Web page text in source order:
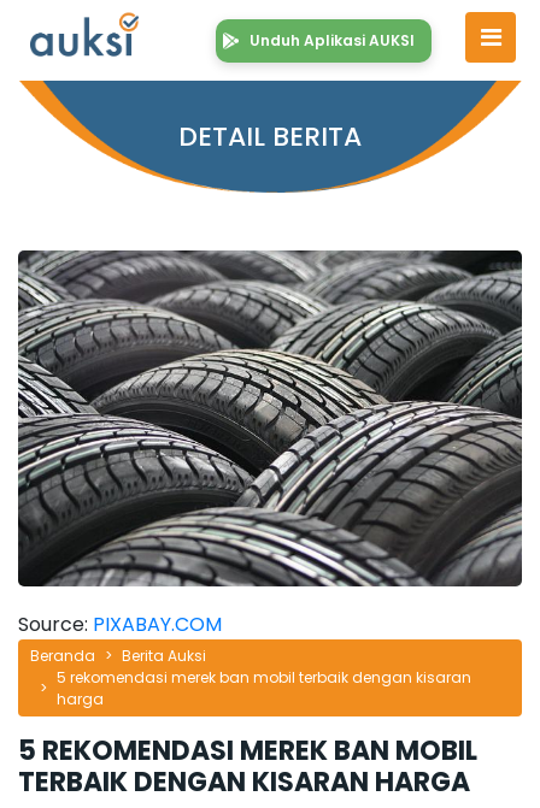
Unduh Aplikasi AUKSI
DETAIL BERITA
Beranda
Berita Auksi
5 rekomendasi merek ban mobil terbaik dengan kisaran
harga
5 REKOMENDASI MEREK BAN MOBIL
TERBAIK DENGAN KISARAN HARGA
Source: PIXABAY.COM